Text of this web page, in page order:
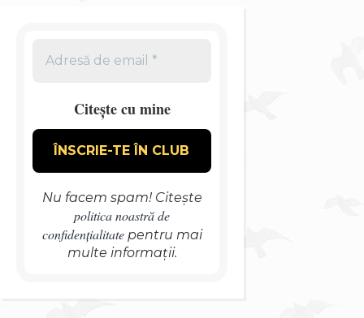
Citește cu mine
Nu facem spam! Citește
politica noastră de
confidențialitatepentru mai
multe informații.